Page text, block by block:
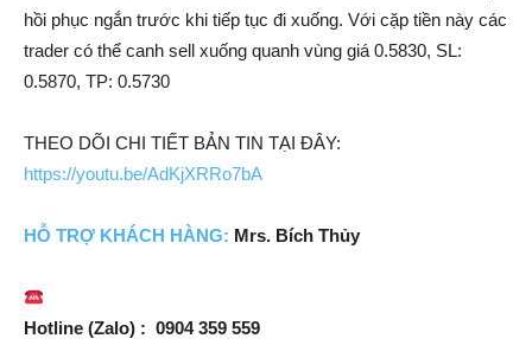
hồi phục ngắn trước khi tiếp tục đi xuống. Với cặp tiền này các
trader có thể canh sell xuống quanh vùng giá 0.5830, SL:
0.5870, TP: 0.5730
THEO DÕI CHI TIẾT BẢN TIN TẠI ĐÂY:
https://youtu.be/AdKjXRRo7bA
HỖ TRỢ KHÁCH HÀNG: Mrs. Bích Thủy
Hotline (Zalo) : 0904 359 559